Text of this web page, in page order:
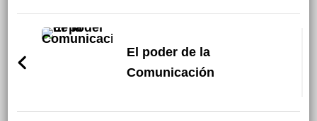
Navegación
de
El poder de la
Comunicación